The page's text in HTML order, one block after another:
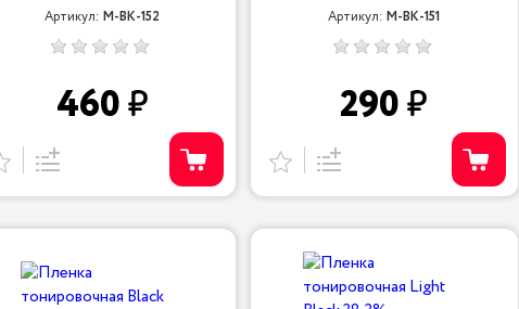
Артикул:M-BK-152
460
Артикул:M-BK-151
290